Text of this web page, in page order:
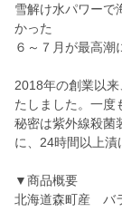
雪解け水パワーで
かった
６～７月が最高潮
2018年の創業以
たしました。一度
秘密は紫外線殺菌
に、24時間以上漬
▼商品概要
北海道森町産 バ